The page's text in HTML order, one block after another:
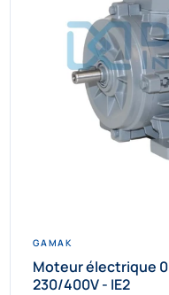
GAMAK
Moteur électrique
230/400V - IE2